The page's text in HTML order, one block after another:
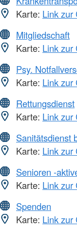
Karte: Link zur
Mitgliedschaft
Karte: Link zur
Psy.
Karte: Link zur
Rettungsdienst
Karte: Link zur
Sanitätsdienst
Karte: Link zur
Senioren -
Karte: Link zur
Spenden
Karte: Link zur